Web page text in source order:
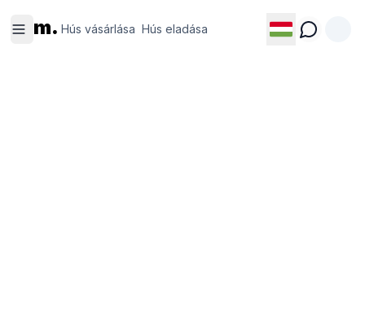
m. Hús vásárlása Hús eladása
vásárlása eladása